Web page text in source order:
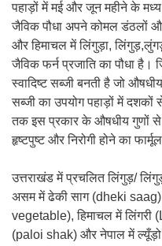
पहाड़ों में मई और जून महीने के
जैविक पौधा अपने कोमल डंठलों
और हिमाचल में लिंगुड़ा,
जैविक फर्न प्रजाति का पौधा है।
स्वादिष्ट सब्जी बनती है जो
सब्जी का उपयोग पहाड़ों में
तक इस प्रकार के औषधीय गुणों से
हृष्टपुष्ट और निरोगी होने का
उत्तराखंड में प्रचलित लिंगुड़/
असम में ढेकी साग (dheki
vegetable), हिमाचल में लिंगरी
(paloi shak) और नेपाल में